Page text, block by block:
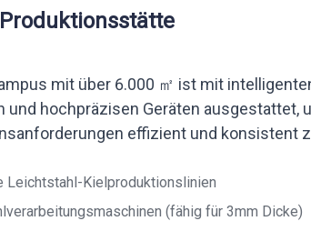
mit über 6.000 ㎡ ist mit
und hochpräzisen Geräten ausgestattet,
effizient und konsistent
Leichtstahl-Kielproduktionslinien
(fähig für 3mm Dicke)